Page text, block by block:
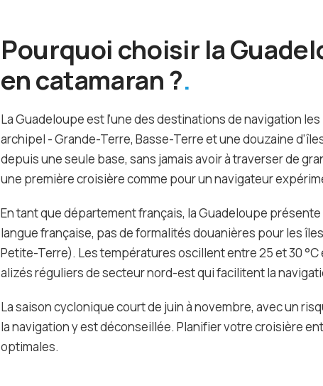
Pourquoi choisir la
en catamaran ?
La Guadeloupe est l’une des destinations de navigation
archipel - Grande-Terre, Basse-Terre et une douzaine
depuis une seule base, sans jamais avoir à traverser de
une première croisière comme pour un navigateur
En tant que département français, la Guadeloupe
langue française, pas de formalités douanières pour les
Petite-Terre). Les températures oscillent entre 25 et 30
alizés réguliers de secteur nord-est qui facilitent la
La saison cyclonique court de juin à novembre, avec un
la navigation y est déconseillée. Planifier votre croisière
optimales.